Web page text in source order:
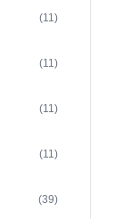
(11)
(11)
(11)
(11)
(39)